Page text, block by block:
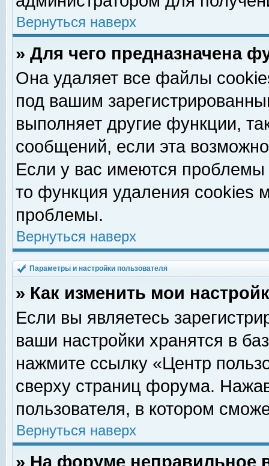
Вернуться наверх
» Для чего предназначена
Она удаляет все файлы
под вашим
выполняет другие функции,
сообщений, если эта
Если у вас имеются
то функция удаления cookies
проблемы.
Вернуться наверх
Параметры и настройки пользователя
» Как изменить мои
Если вы являетесь
ваши настройки хранятся в
нажмите ссылку «Центр
сверху страниц форума.
пользователя, в котором
Вернуться наверх
» На форуме неправильное